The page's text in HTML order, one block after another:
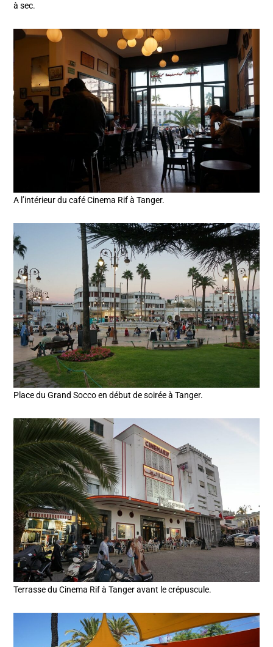
à sec.
A l’intérieur du café Cinema Rif à Tanger.
Place du Grand Socco en début de soirée à Tanger.
Terrasse du Cinema Rif à Tanger avant le crépuscule.